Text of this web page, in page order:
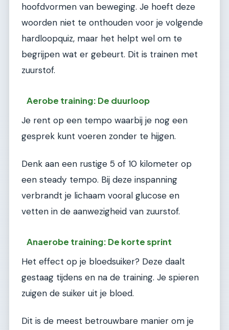
hoofdvormen van beweging. Je hoeft deze
woorden niet te onthouden voor je volgende
hardloopquiz, maar het helpt wel om te
begrijpen wat er gebeurt. Dit is trainen met
zuurstof.
Aerobe training: De duurloop
Je rent op een tempo waarbij je nog een
gesprek kunt voeren zonder te hijgen.
Denk aan een rustige 5 of 10 kilometer op
een steady tempo. Bij deze inspanning
verbrandt je lichaam vooral glucose en
vetten in de aanwezigheid van zuurstof.
Anaerobe training: De korte sprint
Het effect op je bloedsuiker? Deze daalt
gestaag tijdens en na de training. Je spieren
zuigen de suiker uit je bloed.
Dit is de meest betrouwbare manier om je